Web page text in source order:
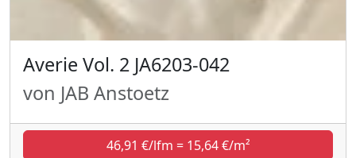
Averie Vol. 2 JA6203-042
von JAB Anstoetz
46,91 €/lfm = 15,64 €/m²